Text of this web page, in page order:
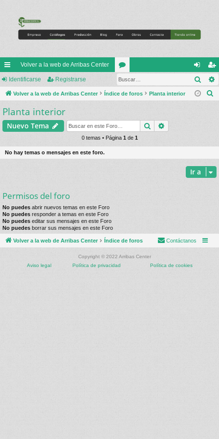
nl
ac
es
rá
do
Volver a la web de Arribas Center
or
os
de
nti
eg
ist
Identificarse Registrarse
Volver a la web de Arribas Center Índice de foros Planta interior
r
Planta interior
Nuevo Tema Buscar
0 temas • Página 1de 1
No hay temas o mensajes en este foro.
Ir a
Permisos del foro
No puedes abrir nuevos temas en este Foro
No puedes responder a temas en este Foro
No puedes editar sus mensajes en este Foro
No puedes borrar sus mensajes en este Foro
Volver a la web de Arribas Center Índice de foros Contáctanos
Copyright © 2022 Arribas Center
Aviso legal
Política de privacidad Política de cookies